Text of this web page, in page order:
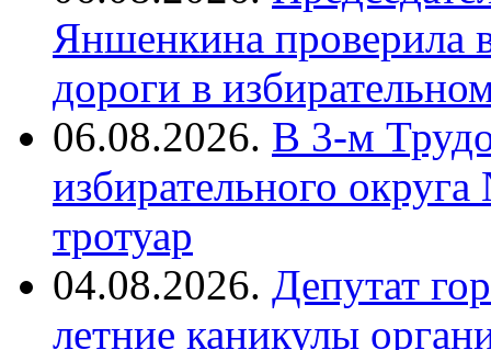
Яншенкина проверила
дороги в
06.08.2026. В 3-м
избирательного
тротуар
04.08.2026. Депутат
летние каникулы